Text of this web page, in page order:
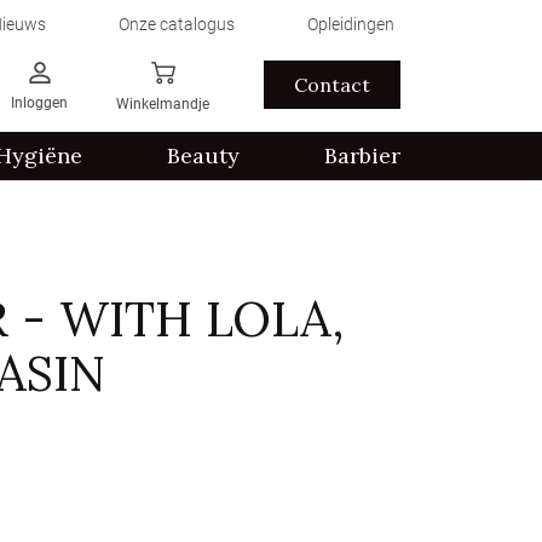
Onze catalogus Opleidingen
Inloggen Winkelmandje
Contact
Beauty Barbier
- WITH LOLA,